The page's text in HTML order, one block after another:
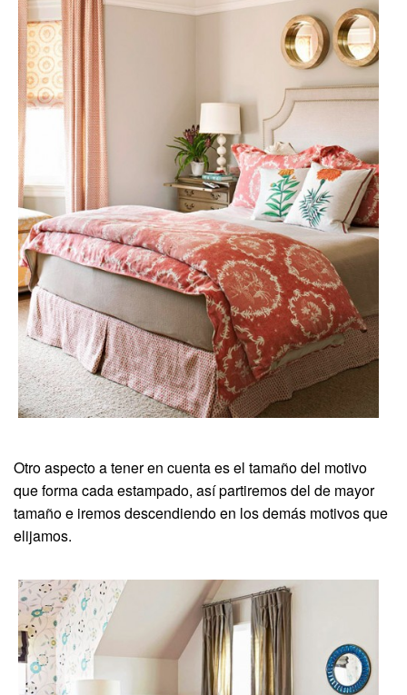
Otro aspecto a tener en cuenta es el tamaño del motivo
que forma cada estampado, así partiremos del de mayor
tamaño e iremos descendiendo en los demás motivos que
elijamos.